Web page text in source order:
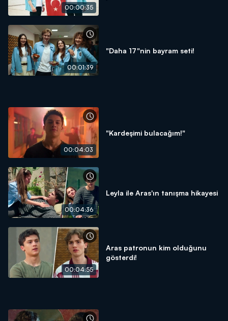
00:00:35
00:01:39
"Daha 17"nin bayram seti!
00:04:03
"Kardeşimi bulacağım!"
00:04:36
Leyla ile Aras'ın tanışma hikayesi
00:04:55
Aras patronun kim olduğunu
gösterdi!